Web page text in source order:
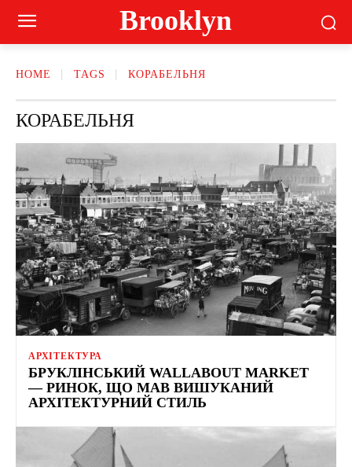
Brooklyn
HOME TAGS КОРАБЕЛЬНЯ
КОРАБЕЛЬНЯ
АРХІТЕКТУРА
БРУКЛІНСЬКИЙ WALLABOUT MARKET
— РИНОК, ЩО МАВ ВИШУКАНИЙ
АРХІТЕКТУРНИЙ СТИЛЬ